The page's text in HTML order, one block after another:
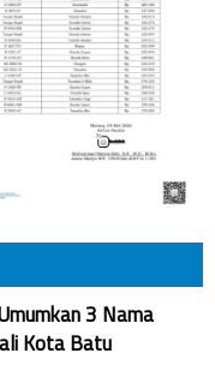
3 Nama
Kota Batu